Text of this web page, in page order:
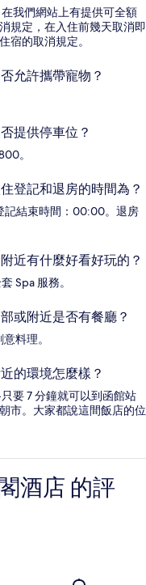
我們網站上有提供可全額
規定，在入住前幾天取消即
宿的取消規定。
允許攜帶寵物？
提供停車位？
。
登記和退房的時間為？
記結束時間：00:00。退房
近有什麼好看好玩的？
Spa 服務。
或附近是否有餐廳？
料理。
的環境怎麼樣？
要 7 分鐘就可以到函館站
市。大家都說這間飯店的位
酒店 的評